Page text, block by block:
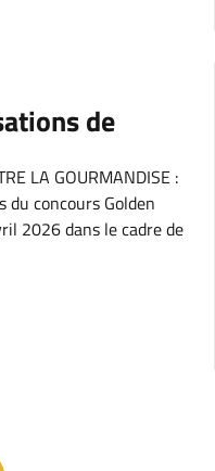
de
LA GOURMANDISE :
du concours Golden
2026 dans le cadre de